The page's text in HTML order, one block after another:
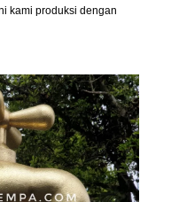
kami produksi dengan